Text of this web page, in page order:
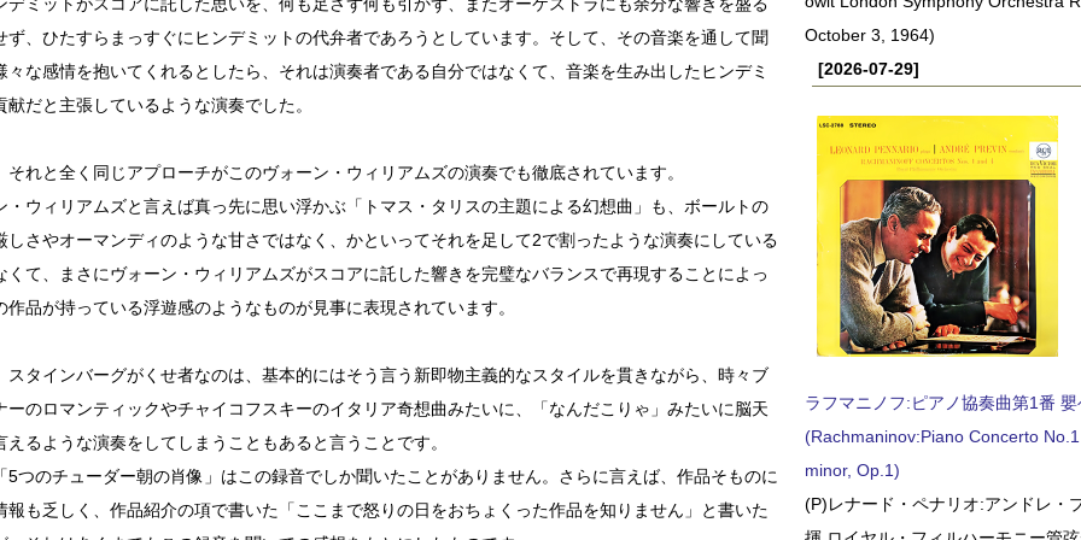
ず、ひたすらまっすぐにヒンデミットの代弁者であろうとしています。そして、その音楽を通して聞
々な感情を抱いてくれるとしたら、それは演奏者である自分ではなくて、音楽を生み出したヒンデミ
献だと主張しているような演奏でした。
それと全く同じアプローチがこのヴォーン・ウィリアムズの演奏でも徹底されています。
・ウィリアムズと言えば真っ先に思い浮かぶ「トマス・タリスの主題による幻想曲」も、ボールトの
しさやオーマンディのような甘さではなく、かといってそれを足して2で割ったような演奏にしている
くて、まさにヴォーン・ウィリアムズがスコアに託した響きを完璧なバランスで再現することによっ
作品が持っている浮遊感のようなものが見事に表現されています。
スタインバーグがくせ者なのは、基本的にはそう言う新即物主義的なスタイルを貫きながら、時々ブ
ーのロマンティックやチャイコフスキーのイタリア奇想曲みたいに、「なんだこりゃ」みたいに脳天
えるような演奏をしてしまうこともあると言うことです。
5つのチューダー朝の肖像」はこの録音でしか聞いたことがありません。さらに言えば、作品そものに
報も乏しく、作品紹介の項で書いた「ここまで怒りの日をおちょくった作品を知りません」と書いた
October 3, 1964)
[2026-07-29]
ラフマニノフ:ピアノ協奏曲第1番
(Rachmaninov:Piano Concerto
minor, Op.1)
(P)レナード・ペナリオ:アンドレ・